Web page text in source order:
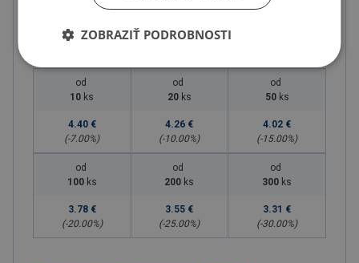
ks
od
10 ks
4.40 €
(-7.00%)
od
20 ks
4.26 €
(-10.00%)
od
50 ks
4.02 €
(-15.00%)
od
100 ks
3.78 €
(-20.00%)
od
200 ks
3.55 €
(-25.00%)
od
300 ks
3.31 €
(-30.00%)
ZOBRAZIŤ PODROBNOSTI